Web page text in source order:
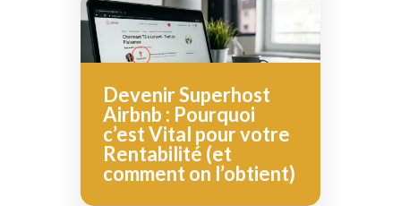
Devenir Superhost
Airbnb : Pourquoi
c’est Vital pour votre
Rentabilité (et
comment on l’obtient)